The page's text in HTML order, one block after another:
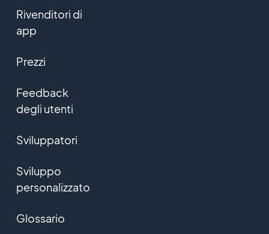
Rivenditori di
app
Prezzi
Feedback
degli utenti
Sviluppatori
Sviluppo
personalizzato
Glossario